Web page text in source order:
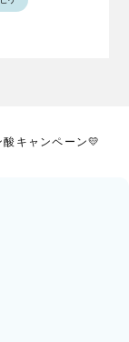
酸キャンペーン💛